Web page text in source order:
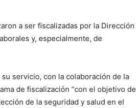
a ser fiscalizadas por la Dirección
y, especialmente, de
servicio, con la colaboración de la
de fiscalización “con el objetivo de
de la seguridad y salud en el